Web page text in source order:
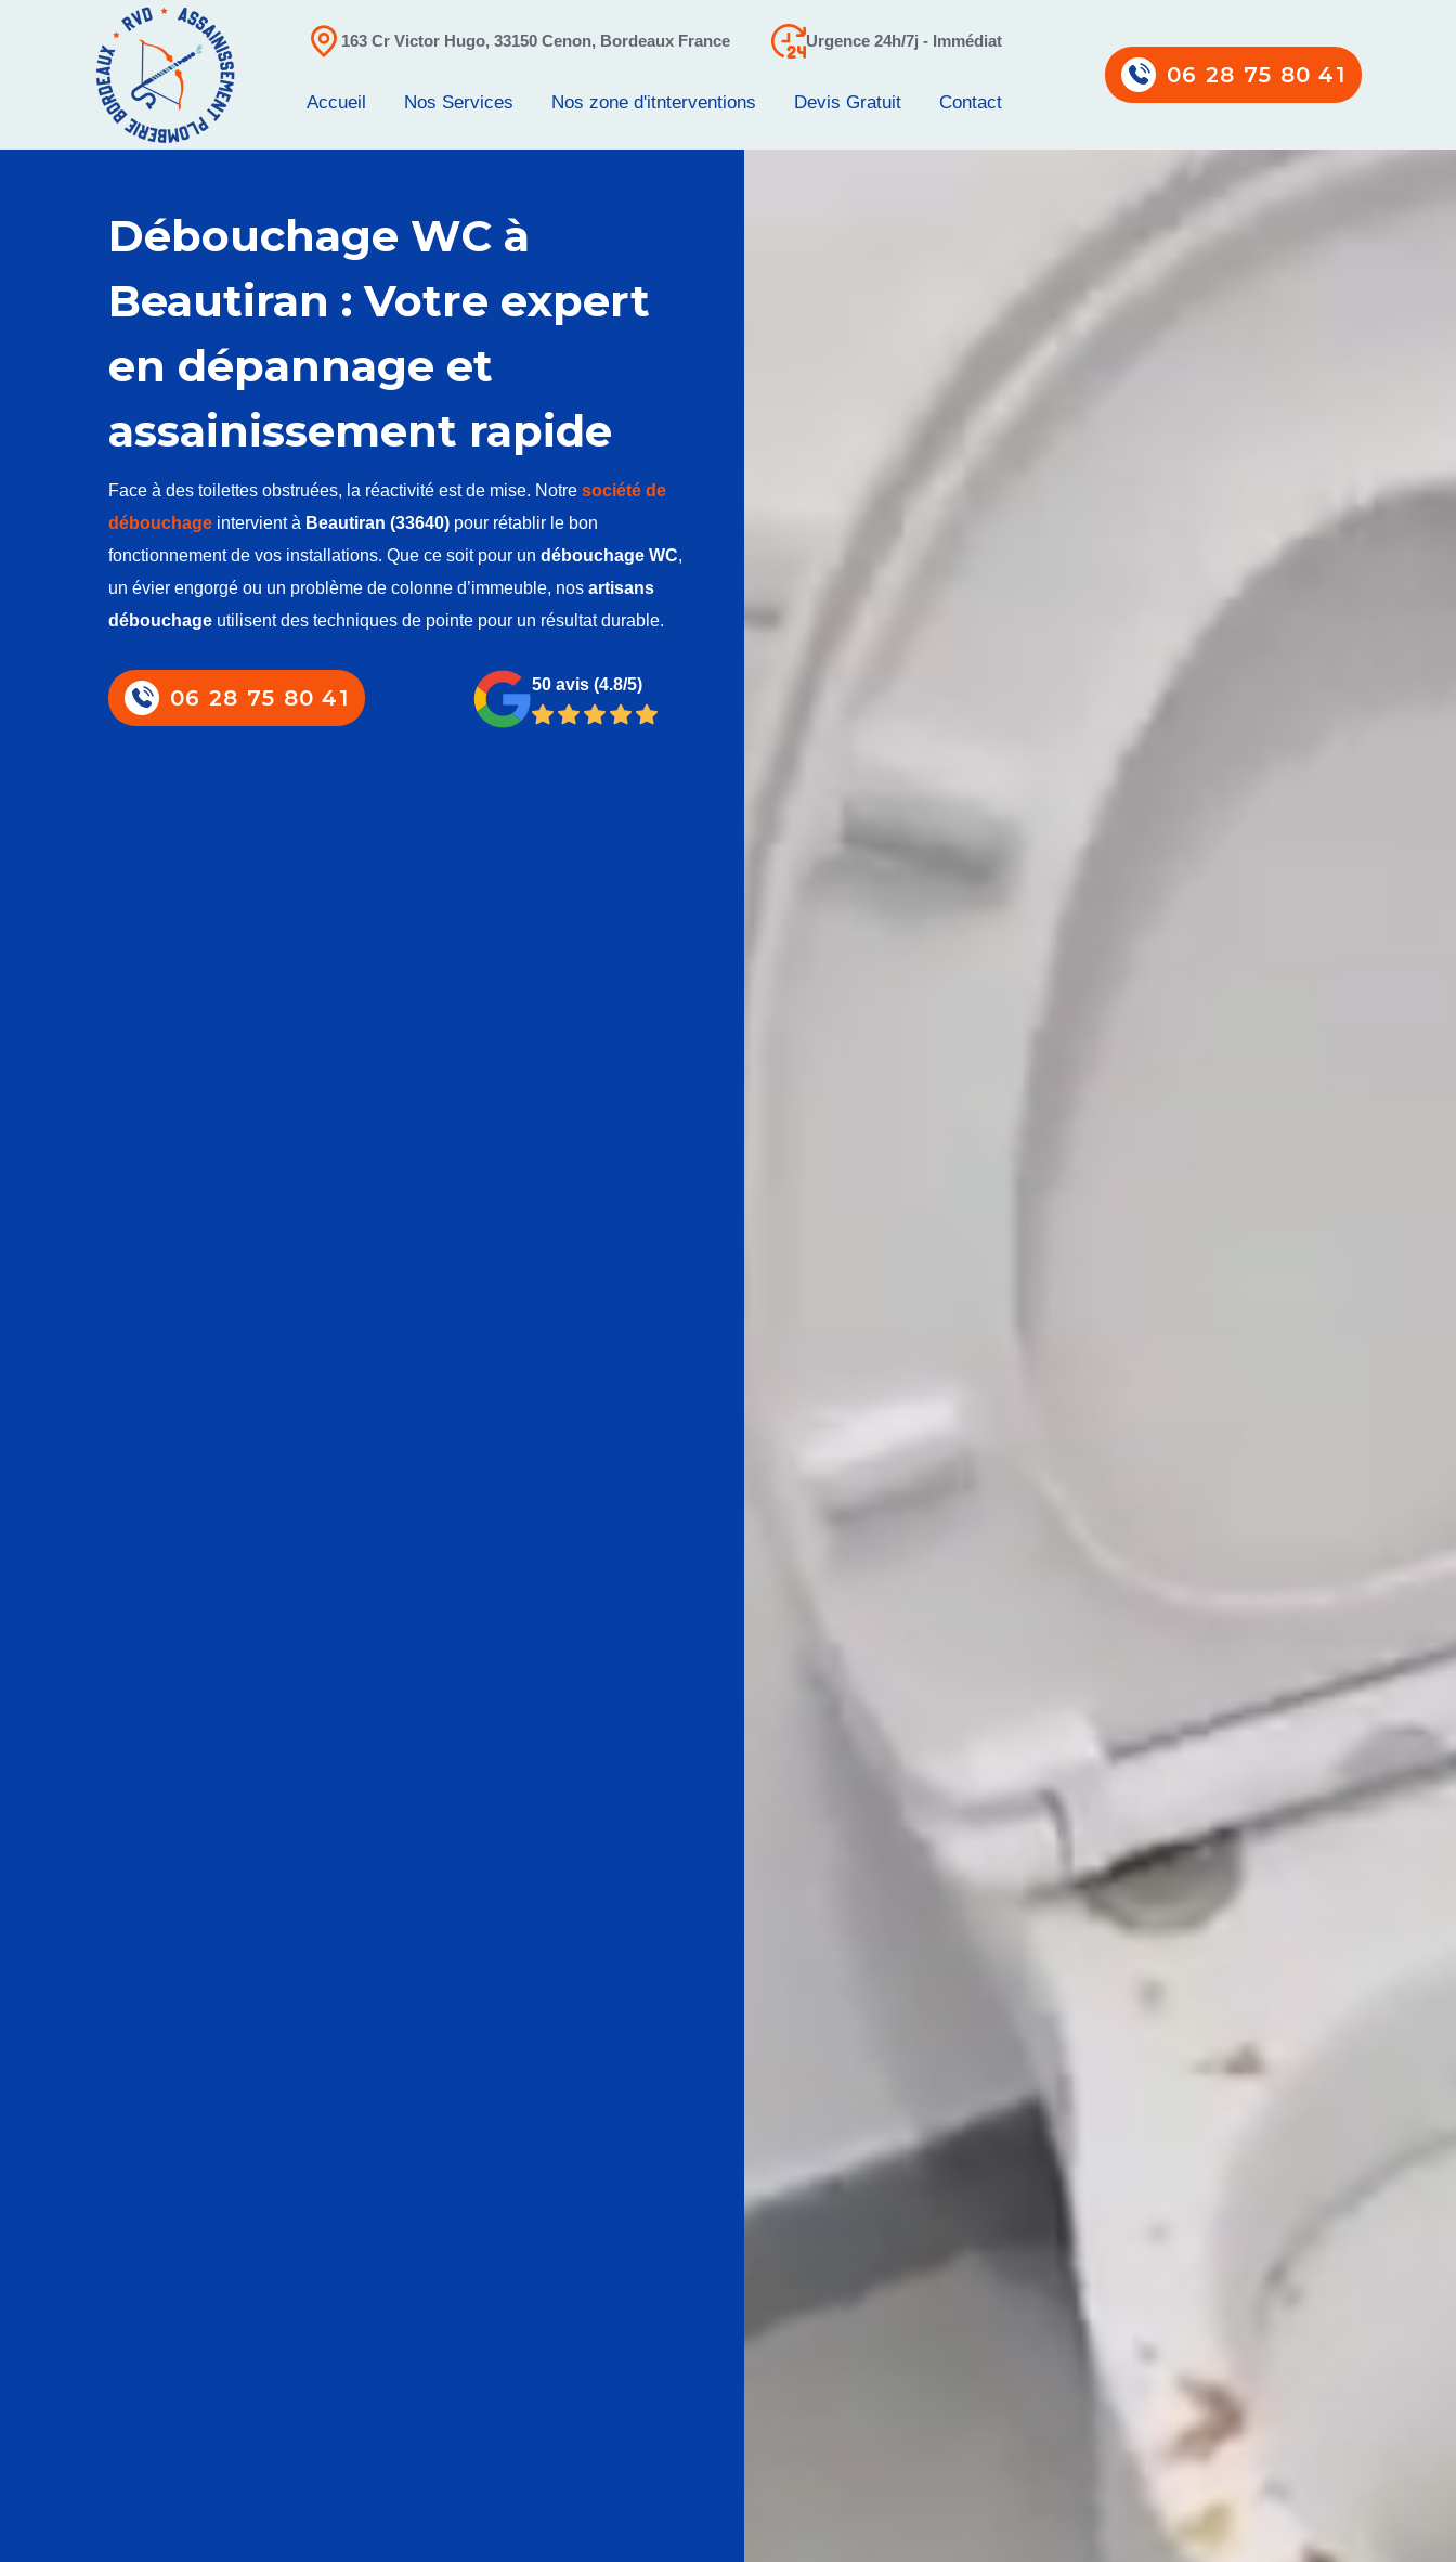
163 Cr Victor Hugo, 33150 Cenon, Bordeaux France Urgence 24h/7j - Immédiat
Accueil Nos Services Nos zone d'itnterventions Devis Gratuit Contact
06 28 75 80 41
Débouchage WC à
Beautiran : Votre expert
en dépannage et
assainissement rapide
Face à des toilettes obstruées, la réactivité est de mise. Notre société de
débouchage intervient à Beautiran (33640) pour rétablir le bon
fonctionnement de vos installations. Que ce soit pour un débouchage WC,
un évier engorgé ou un problème de colonne d’immeuble, nos artisans
débouchage utilisent des techniques de pointe pour un résultat durable.
06 28 75 80 41
50 avis(4.8/5)